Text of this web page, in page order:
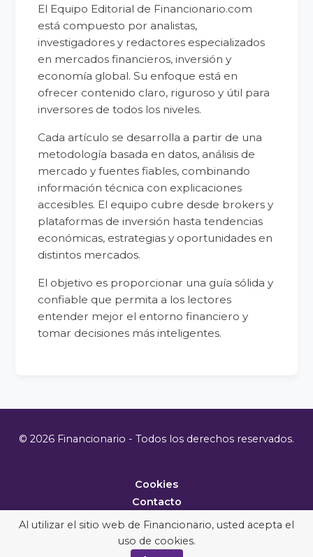
El Equipo Editorial de Financionario.com
está compuesto por analistas,
investigadores y redactores especializados
en mercados financieros, inversión y
economía global. Su enfoque está en
ofrecer contenido claro, riguroso y útil para
inversores de todos los niveles.
Cada artículo se desarrolla a partir de una
metodología basada en datos, análisis de
mercado y fuentes fiables, combinando
información técnica con explicaciones
accesibles. El equipo cubre desde brokers y
plataformas de inversión hasta tendencias
económicas, estrategias y oportunidades en
distintos mercados.
El objetivo es proporcionar una guía sólida y
confiable que permita a los lectores
entender mejor el entorno financiero y
tomar decisiones más inteligentes.
© 2026 Financionario - Todos los derechos reservados.
Cookies
Contacto
Metodología
Al utilizar el sitio web de Financionario, usted acepta el
uso de cookies.